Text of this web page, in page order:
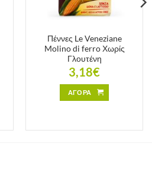
Πέννες Le Veneziane
Molino di ferro Χωρίς
Γλουτένη
3,18€
ΑΓΟΡΑ